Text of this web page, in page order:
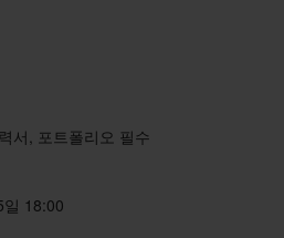
서, 포트폴리오 필수
18:00